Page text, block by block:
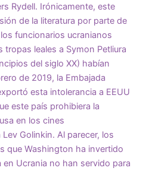
Rydell. Irónicamente, este
de la literatura por parte de
funcionarios ucranianos
tropas leales a Symon Petliura
del siglo XX) habían
de 2019, la Embajada
esta intolerancia a EEUU
este país prohibiera la
en los cines
Golinkin. Al parecer, los
que Washington ha invertido
Ucrania no han servido para